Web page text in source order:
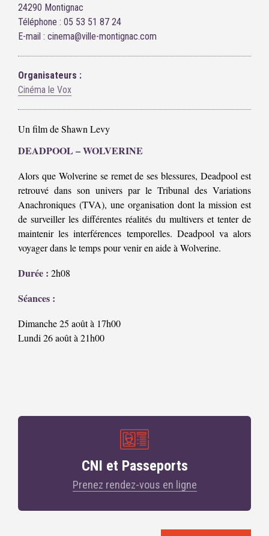
24290 Montignac
Téléphone : 05 53 51 87 24
E-mail : cinema@ville-montignac.com
Organisateurs :
Cinéma le Vox
Un film de Shawn Levy
DEADPOOL – WOLVERINE
Alors que Wolverine se remet de ses blessures, Deadpool est
retrouvé dans son univers par le Tribunal des Variations
Anachroniques (TVA), une organisation dont la mission est
de surveiller les différentes réalités du multivers et tenter de
maintenir les interférences temporelles. Deadpool va alors
voyager dans le temps pour venir en aide à Wolverine.
Durée : 2h08
Séances :
Dimanche 25 août à 17h00
Lundi 26 août à 21h00
CNI et Passeports
Prenez rendez-vous en ligne